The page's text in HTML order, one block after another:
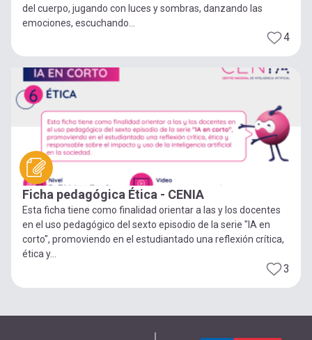
del cuerpo, jugando con luces y sombras, danzando las
emociones, escuchando...
4
Ficha pedagógica Ética - CENIA
Esta ficha tiene como finalidad orientar a las y los docentes
en el uso pedagógico del sexto episodio de la serie "IA en
corto", promoviendo en el estudiantado una reflexión crítica,
ética y...
3